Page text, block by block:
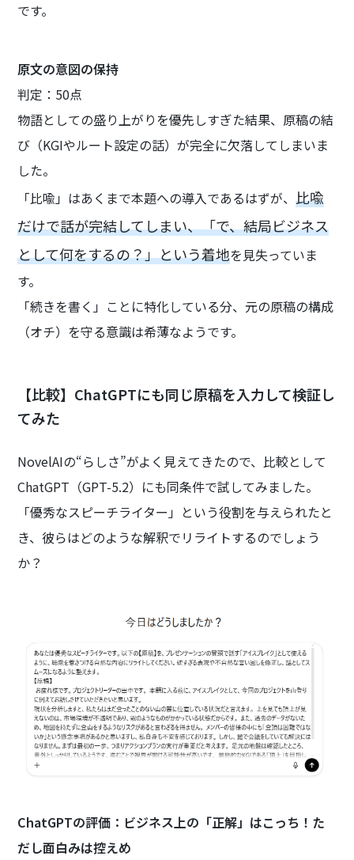
です。
原文の意図の保持
判定：50点
物語としての盛り上がりを優先しすぎた結果、原稿の結
び（KGIやルート設定の話）が完全に欠落してしまいま
した。
「比喩」はあくまで本題への導入であるはずが、比喩
だけで話が完結してしまい、「で、結局ビジネス
として何をするの？」という着地を見失っていま
す。
「続きを書く」ことに特化している分、元の原稿の構成
（オチ）を守る意識は希薄なようです。
【比較】ChatGPTにも同じ原稿を入力して検証し
てみた
NovelAIの“らしさ”がよく見えてきたので、比較として
ChatGPT（GPT-5.2）にも同条件で試してみました。
「優秀なスピーチライター」という役割を与えられたと
き、彼らはどのような解釈でリライトするのでしょう
か？
ChatGPTの評価：ビジネス上の「正解」はこっち！た
だし面白みは控えめ